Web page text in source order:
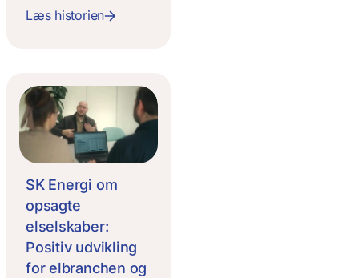
Læs historien
SK Energi om
opsagte
elselskaber:
Positiv udvikling
for elbranchen og